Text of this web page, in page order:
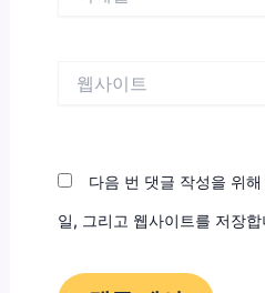
다음 번 댓글 작성을 위
일, 그리고 웹사이트를 저장합